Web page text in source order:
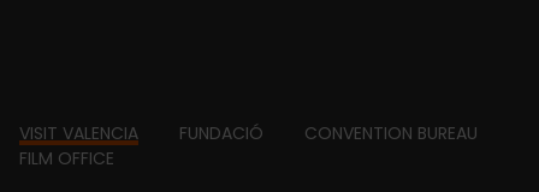
Footer
VISIT VALENCIA FUNDACIÓ
CONVENTION BUREAU
FILM OFFICE